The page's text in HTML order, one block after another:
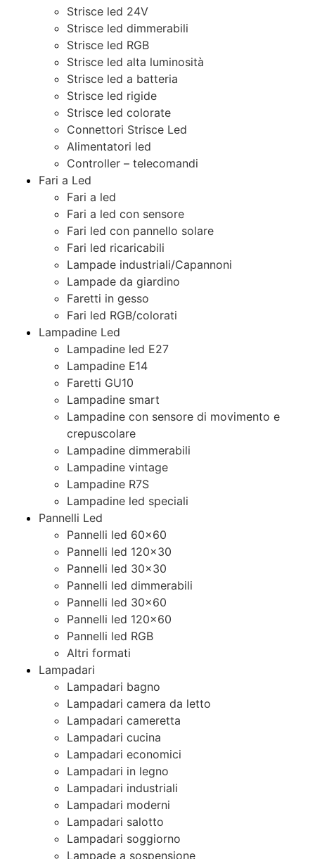
Strisce led 24V
Strisce led dimmerabili
Strisce led RGB
Strisce led alta luminosità
Strisce led a batteria
Strisce led rigide
Strisce led colorate
Connettori Strisce Led
Alimentatori led
Controller – telecomandi
Fari a Led
Fari a led
Fari a led con sensore
Fari led con pannello solare
Fari led ricaricabili
Lampade industriali/Capannoni
Lampade da giardino
Faretti in gesso
Fari led RGB/colorati
Lampadine Led
Lampadine led E27
Lampadine E14
Faretti GU10
Lampadine smart
Lampadine con sensore di movimento e
crepuscolare
Lampadine dimmerabili
Lampadine vintage
Lampadine R7S
Lampadine led speciali
Pannelli Led
Pannelli led 60×60
Pannelli led 120×30
Pannelli led 30×30
Pannelli led dimmerabili
Pannelli led 30×60
Pannelli led 120×60
Pannelli led RGB
Altri formati
Lampadari
Lampadari bagno
Lampadari camera da letto
Lampadari cameretta
Lampadari cucina
Lampadari economici
Lampadari in legno
Lampadari industriali
Lampadari moderni
Lampadari salotto
Lampadari soggiorno
Lampade a sospensione